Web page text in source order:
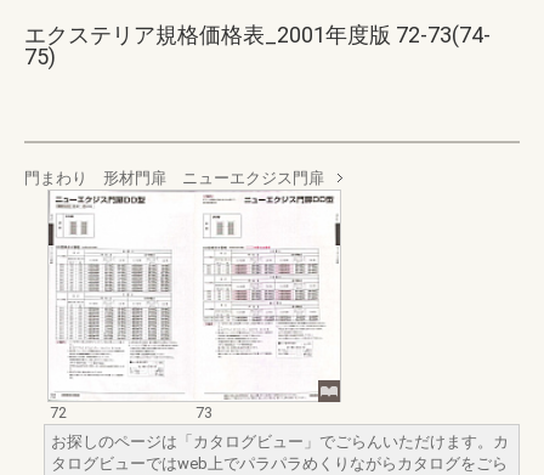
エクステリア規格価格表_2001年度版 72-73(74-
75)
門まわり 形材門扉 ニューエクジス門扉
72
73
お探しのページは「カタログビュー」でごらんいただけます。カ
タログビューではweb上でパラパラめくりながらカタログをごら